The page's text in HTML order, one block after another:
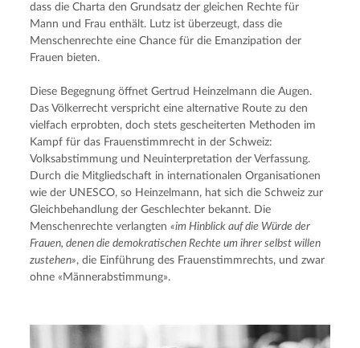
dass die Charta den Grundsatz der gleichen Rechte für
Mann und Frau enthält. Lutz ist überzeugt, dass die
Menschenrechte eine Chance für die Emanzipation der
Frauen bieten.
Diese Begegnung öffnet Gertrud Heinzelmann die Augen.
Das Völkerrecht verspricht eine alternative Route zu den
vielfach erprobten, doch stets gescheiterten Methoden im
Kampf für das Frauenstimmrecht in der Schweiz:
Volksabstimmung und Neuinterpretation der Verfassung.
Durch die Mitgliedschaft in internationalen Organisationen
wie der UNESCO, so Heinzelmann, hat sich die Schweiz zur
Gleichbehandlung der Geschlechter bekannt. Die
Menschenrechte verlangten «im Hinblick auf die Würde der
Frauen, denen die demokratischen Rechte um ihrer selbst willen
zustehen», die Einführung des Frauenstimmrechts, und zwar
ohne «Männerabstimmung».